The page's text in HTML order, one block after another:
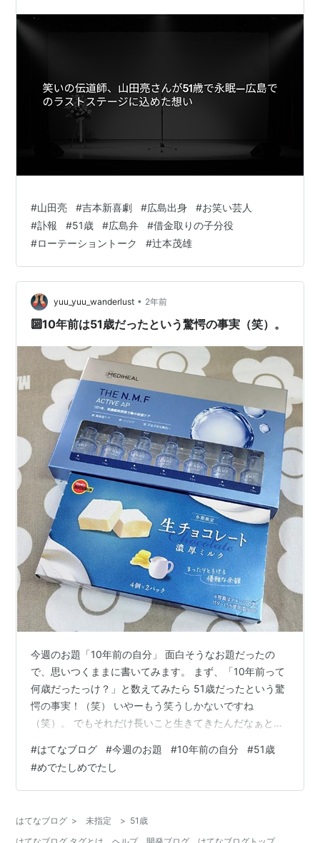
#山田亮 #吉本新喜劇 #広島出身 #お笑い芸人
#訃報 #51歳 #広島弁 #借金取りの子分役
#ローテーショントーク #辻本茂雄
yuu_yuu_wanderlust • 2年前
🔟10年前は51歳だったという驚愕の事実（笑）。
今週のお題「10年前の自分」 面白そうなお題だったの
で、思いつくままに書いてみます。 まず、「10年前って
何歳だったっけ？」と数えてみたら 51歳だったという驚
愕の事実！（笑） いやーもう笑うしかないですね
（笑）。 でもそれだけ長いこと生きてきたんだなぁと思
と、 息子が高校生のときか……。 （だいたい息子の年齢
を基準に思い出すことが多いですね） 息子が高校生活を
楽しんでいる様子を見ながら、 私もおだやかな気分だっ
い） で、私自身は何をやってたかな。 ・翻訳の勉強をし
#はてなブログ #今週のお題 #10年前の自分 #51歳
#めでたしめでたし
はてなブログ > 未指定 > 51歳